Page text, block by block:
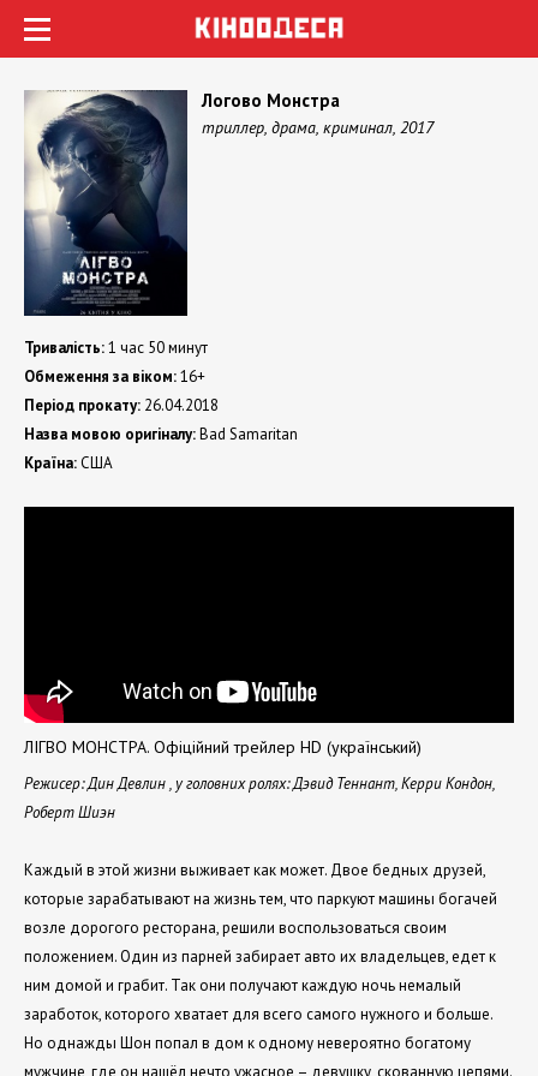
Логово Монстра
триллер, драма, криминал, 2017
Тривалість:1 час 50 минут
Обмеження за віком:16+
Період прокату: 26.04.2018
Назва мовою оригіналу:Bad Samaritan
Країна:США
ЛІГВО МОНСТРА. Офіційний трейлер HD (український)
Режисер: Дин Девлин , у головних ролях: Дэвид Теннант, Керри Кондон,
Роберт Шиэн
Каждый в этой жизни выживает как может. Двое бедных друзей,
которые зарабатывают на жизнь тем, что паркуют машины богачей
возле дорогого ресторана, решили воспользоваться своим
положением. Один из парней забирает авто их владельцев, едет к
ним домой и грабит. Так они получают каждую ночь немалый
заработок, которого хватает для всего самого нужного и больше.
Но однажды Шон попал в дом к одному невероятно богатому
мужчине, где он нашёл нечто ужасное – девушку, скованную цепями.